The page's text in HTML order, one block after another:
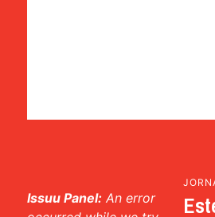
Issuu Panel: An error